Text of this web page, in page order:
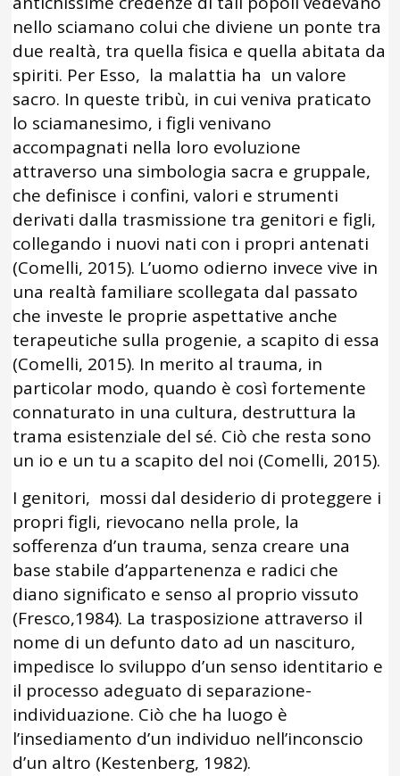
nello sciamano colui che diviene un ponte tra
due realtà, tra quella fisica e quella abitata da
spiriti. Per Esso, la malattia ha un valore
sacro. In queste tribù, in cui veniva praticato
lo sciamanesimo, i figli venivano
accompagnati nella loro evoluzione
attraverso una simbologia sacra e gruppale,
che definisce i confini, valori e strumenti
derivati dalla trasmissione tra genitori e figli,
collegando i nuovi nati con i propri antenati
(Comelli, 2015). L’uomo odierno invece vive in
una realtà familiare scollegata dal passato
che investe le proprie aspettative anche
terapeutiche sulla progenie, a scapito di essa
(Comelli, 2015). In merito al trauma, in
particolar modo, quando è così fortemente
connaturato in una cultura, destruttura la
trama esistenziale del sé. Ciò che resta sono
un io e un tu a scapito del noi (Comelli, 2015).
I genitori, mossi dal desiderio di proteggere i
propri figli, rievocano nella prole, la
sofferenza d’un trauma, senza creare una
base stabile d’appartenenza e radici che
diano significato e senso al proprio vissuto
(Fresco,1984). La trasposizione attraverso il
nome di un defunto dato ad un nascituro,
impedisce lo sviluppo d’un senso identitario e
il processo adeguato di separazione-
individuazione. Ciò che ha luogo è
l’insediamento d’un individuo nell’inconscio
d’un altro (Kestenberg, 1982).